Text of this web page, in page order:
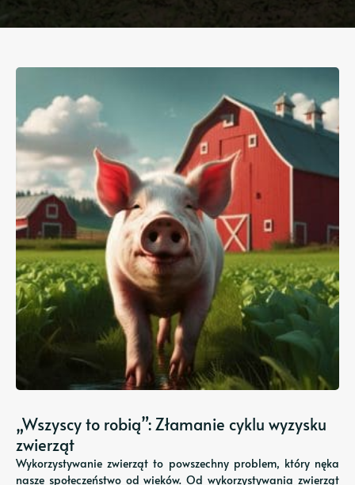
„Wszyscy to robią”: Złamanie cyklu wyzysku
zwierząt
Wykorzystywanie zwierząt to powszechny problem, który nęka
nasze społeczeństwo od wieków. Od wykorzystywania zwierząt